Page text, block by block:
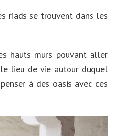
riads se trouvent dans les
hauts murs pouvant aller
lieu de vie autour duquel
à des oasis avec ces